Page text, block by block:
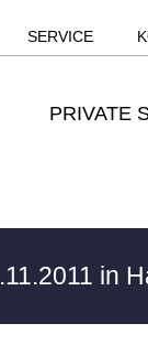
SERVICE
PRIVATE
in